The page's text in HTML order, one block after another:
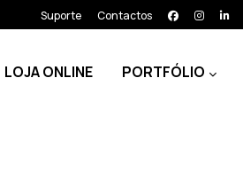
Suporte Contactos
LOJA ONLINE PORTFÓLIO